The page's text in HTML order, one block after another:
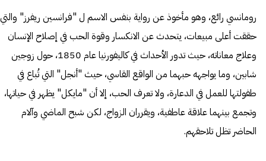
رومانسي رائع، وهو مأخوذ عن رواية بنفس الاسم ل "فرانسين ريفرز" والتي
حققت أعلى مبيعات، يتحدث عن الانكسار وقوة الحب في إصلاح الإنسان
وعلاج معاناته، حيث تدور الأحداث في كاليفورنيا عام 1850، حول زوجين
شابين، وما يواجهه حبهما من الواقع القاسي، حيث "أنجل" التي تُباع في
طفولتها للعمل في الدعارة، ولا تعرف الحب، إلا أن "مايكل" يظهر في حياتها،
وتجمع بينهما علاقة عاطفية، ويقرران الزواج، لكن شبح الماضي وآلام
الحاضر تظل تلاحقهم.